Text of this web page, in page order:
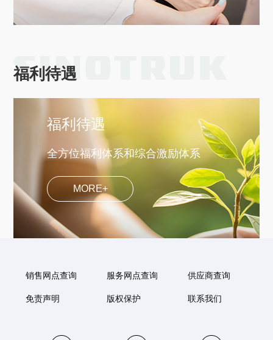
福利待遇
福利待遇
全方位福利体系和综合激励体系
MORE+
销售网点查询 服务网点查询 供应商查询
免责声明 版权保护 联系我们